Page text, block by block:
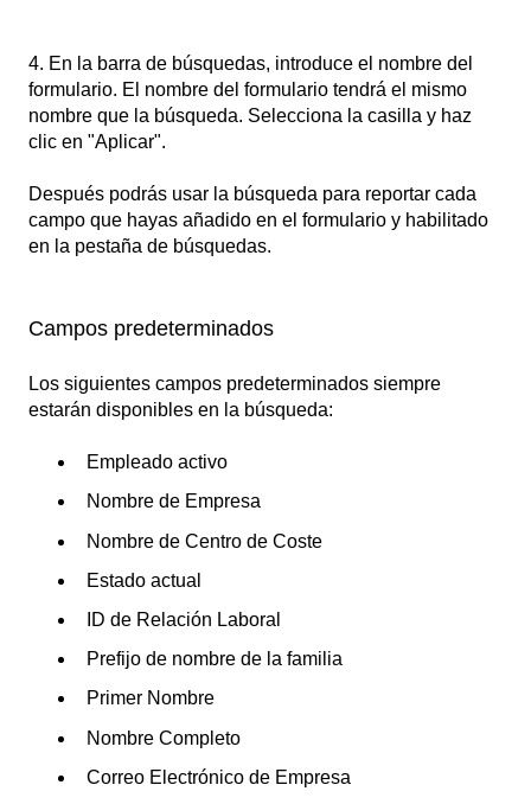
4. En la barra de búsquedas, introduce el nombre del
formulario. El nombre del formulario tendrá el mismo
nombre que la búsqueda. Selecciona la casilla y haz
clic en "Aplicar".
Después podrás usar la búsqueda para reportar cada
campo que hayas añadido en el formulario y habilitado
en la pestaña de búsquedas.
Campos predeterminados
Los siguientes campos predeterminados siempre
estarán disponibles en la búsqueda:
Empleado activo
Nombre de Empresa
Nombre de Centro de Coste
Estado actual
ID de Relación Laboral
Prefijo de nombre de la familia
Primer Nombre
Nombre Completo
Correo Electrónico de Empresa